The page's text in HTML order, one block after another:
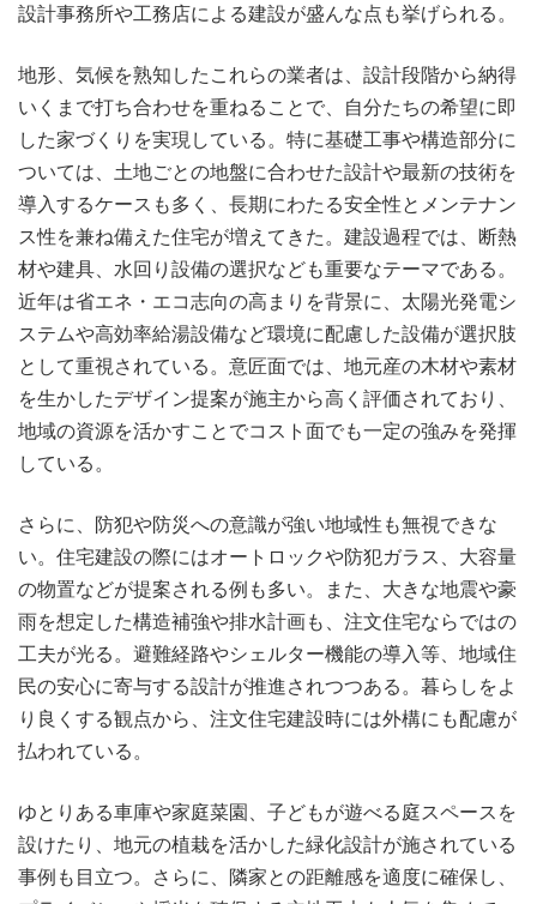
設計事務所や工務店による建設が盛んな点も挙げられる。
地形、気候を熟知したこれらの業者は、設計段階から納得
いくまで打ち合わせを重ねることで、自分たちの希望に即
した家づくりを実現している。特に基礎工事や構造部分に
ついては、土地ごとの地盤に合わせた設計や最新の技術を
導入するケースも多く、長期にわたる安全性とメンテナン
ス性を兼ね備えた住宅が増えてきた。建設過程では、断熱
材や建具、水回り設備の選択なども重要なテーマである。
近年は省エネ・エコ志向の高まりを背景に、太陽光発電シ
ステムや高効率給湯設備など環境に配慮した設備が選択肢
として重視されている。意匠面では、地元産の木材や素材
を生かしたデザイン提案が施主から高く評価されており、
地域の資源を活かすことでコスト面でも一定の強みを発揮
している。
さらに、防犯や防災への意識が強い地域性も無視できな
い。住宅建設の際にはオートロックや防犯ガラス、大容量
の物置などが提案される例も多い。また、大きな地震や豪
雨を想定した構造補強や排水計画も、注文住宅ならではの
工夫が光る。避難経路やシェルター機能の導入等、地域住
民の安心に寄与する設計が推進されつつある。暮らしをよ
り良くする観点から、注文住宅建設時には外構にも配慮が
払われている。
ゆとりある車庫や家庭菜園、子どもが遊べる庭スペースを
設けたり、地元の植栽を活かした緑化設計が施されている
事例も目立つ。さらに、隣家との距離感を適度に確保し、